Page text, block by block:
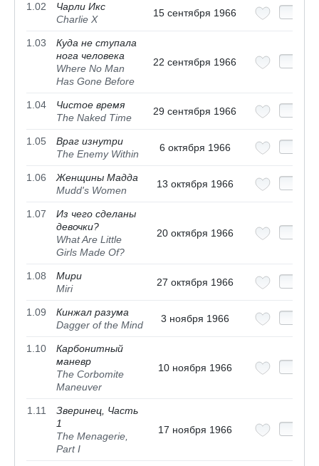
1.02
Чарли Икс
Charlie X
15 сентября 1966
1.03
Куда не ступала
нога человека
Where No Man
Has Gone Before
22 сентября 1966
1.04
Чистое время
The Naked Time
29 сентября 1966
1.05
Враг изнутри
The Enemy Within
6 октября 1966
1.06
Женщины Мадда
Mudd's Women
13 октября 1966
1.07
Из чего сделаны
девочки?
What Are Little
Girls Made Of?
20 октября 1966
1.08
Мири
Miri
27 октября 1966
1.09
Кинжал разума
Dagger of the Mind
3 ноября 1966
1.10
Карбонитный
маневр
The Corbomite
Maneuver
10 ноября 1966
1.11
Зверинец, Часть
1
The Menagerie,
Part I
17 ноября 1966